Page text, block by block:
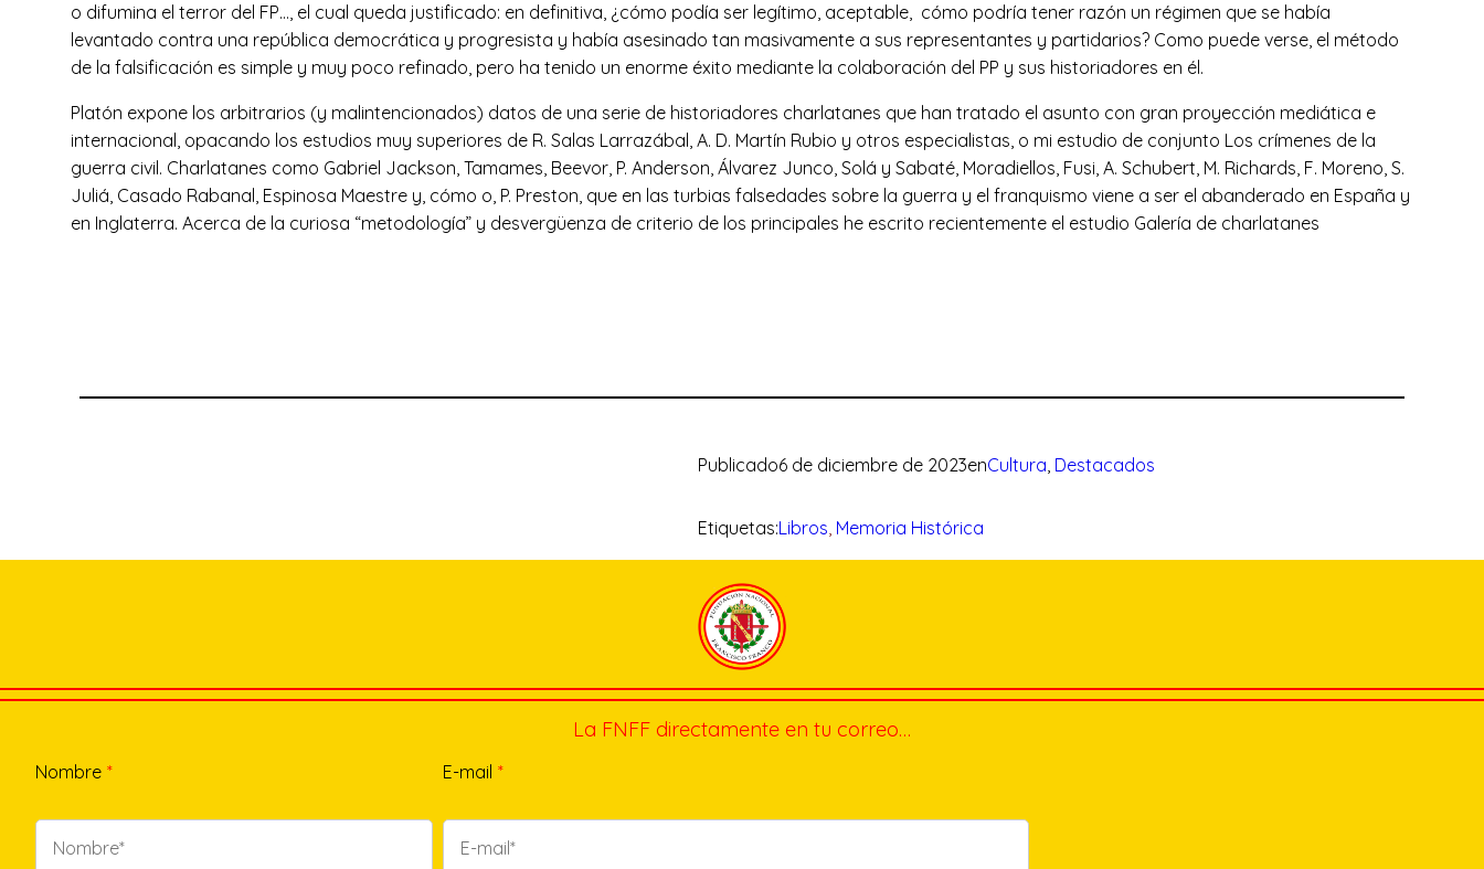
o difumina el terror del FP…, el cual queda justificado: en definitiva, ¿cómo podía ser legítimo, aceptable, cómo podría tener razón un régimen que se había
levantado contra una república democrática y progresista y había asesinado tan masivamente a sus representantes y partidarios? Como puede verse, el método
de la falsificación es simple y muy poco refinado, pero ha tenido un enorme éxito mediante la colaboración del PP y sus historiadores en él.
Platón expone los arbitrarios (y malintencionados) datos de una serie de historiadores charlatanes que han tratado el asunto con gran proyección mediática e
internacional, opacando los estudios muy superiores de R. Salas Larrazábal, A. D. Martín Rubio y otros especialistas, o mi estudio de conjunto Los crímenes de la
guerra civil. Charlatanes como Gabriel Jackson, Tamames, Beevor, P. Anderson, Álvarez Junco, Solá y Sabaté, Moradiellos, Fusi, A. Schubert, M. Richards, F. Moreno, S.
Juliá, Casado Rabanal, Espinosa Maestre y, cómo o, P. Preston, que en las turbias falsedades sobre la guerra y el franquismo viene a ser el abanderado en España y
en Inglaterra. Acerca de la curiosa “metodología” y desvergüenza de criterio de los principales he escrito recientemente el estudio Galería de charlatanes
Publicado6 de diciembre de 2023enCultura, Destacados
Etiquetas:Libros, Memoria Histórica
La FNFF directamente en tu correo…
Nombre * E-mail *